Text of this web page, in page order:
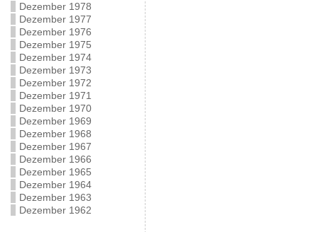
Dezember 1978
Dezember 1977
Dezember 1976
Dezember 1975
Dezember 1974
Dezember 1973
Dezember 1972
Dezember 1971
Dezember 1970
Dezember 1969
Dezember 1968
Dezember 1967
Dezember 1966
Dezember 1965
Dezember 1964
Dezember 1963
Dezember 1962